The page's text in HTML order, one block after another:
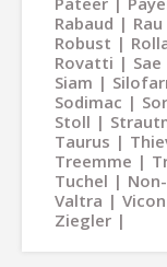
Rabaud
Rau
Robust
Rovatti
Sae
Siam
Sodimac
Stoll
Taurus
Treemme
Tuchel
Valtra
Vicon
Ziegler